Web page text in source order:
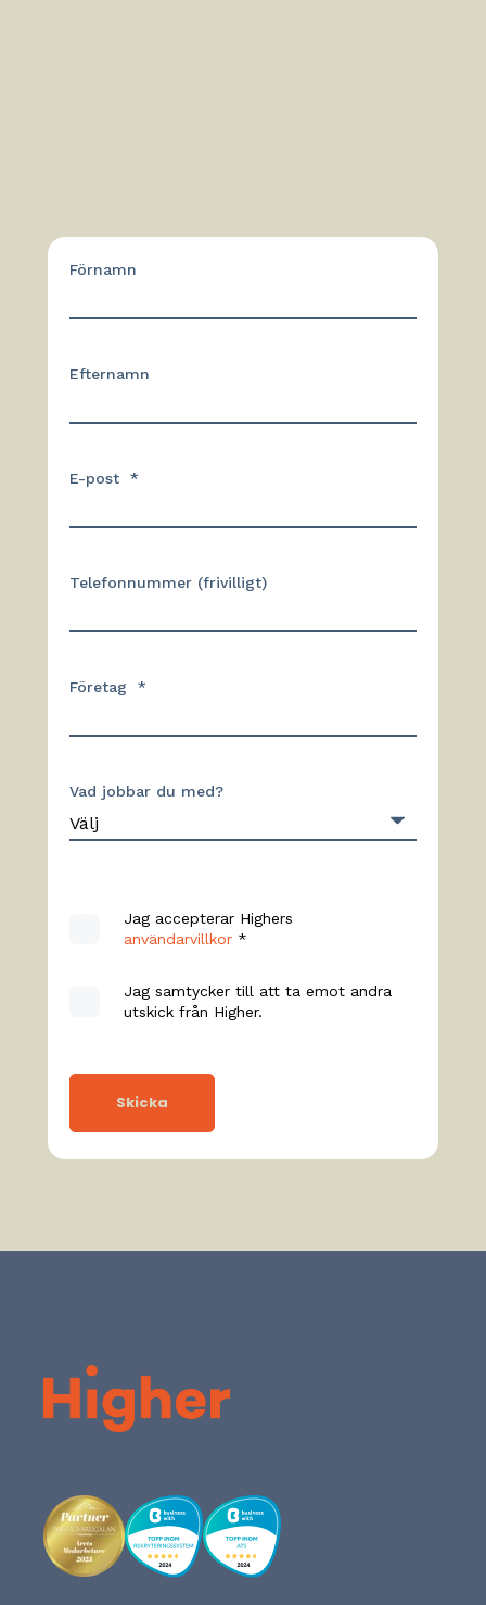
Förnamn
Efternamn
E-post *
Telefonnummer (frivilligt)
Företag *
Vad jobbar du med?
Jag accepterar Highers
användarvillkor *
Jag samtycker till att ta emot andra
utskick från Higher.